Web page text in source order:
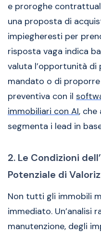
e proroghe
una proposta di
impiegheresti per
risposta vaga indica
valuta l’opportunità
mandato o di
preventiva con il
immobiliari con AI,
segmenta i lead in
2. Le Condizioni
Potenziale di
Non tutti gli immobili
immediato. Un’analisi
manutenzione, degli